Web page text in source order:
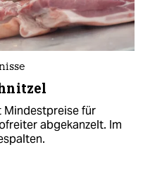
Mindestpreise für
abgekanzelt. Im